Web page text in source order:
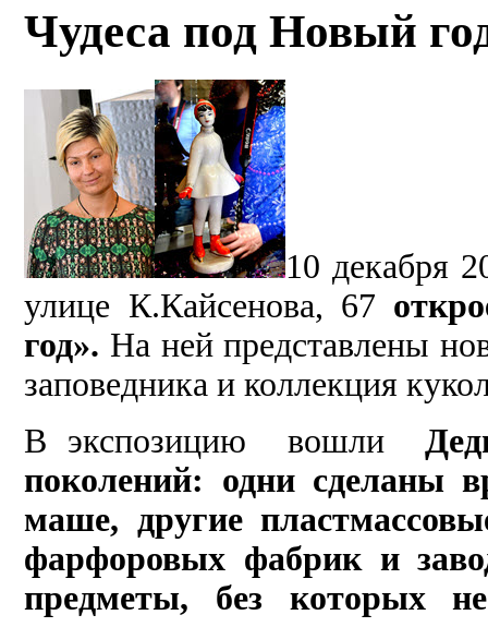
Чудеса под Новый
10 декабря
улице К.Кайсенова, 67
год». На ней представлены
заповедника и коллекция
В экспозицию вошли
поколений: одни сделаны
маше, другие
фарфоровых фабрик и
предметы, без которых